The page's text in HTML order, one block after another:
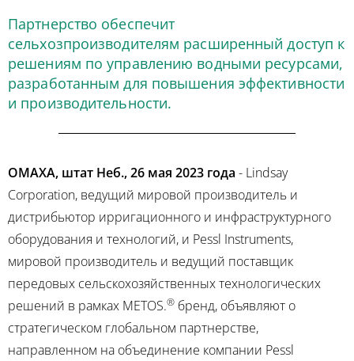
Партнерство обеспечит
сельхозпроизводителям расширенный доступ к
решениям по управлению водными ресурсами,
разработанным для повышения эффективности
и производительности.
ОМАХА, штат Неб.,26 мая 2023 года - Lindsay
Corporation, ведущий мировой производитель и
дистрибьютор ирригационного и инфраструктурного
оборудования и технологий, и Pessl Instruments,
мировой производитель и ведущий поставщик
передовых сельскохозяйственных технологических
решений в рамках METOS.® бренд, объявляют о
стратегическом глобальном партнерстве,
направленном на объединение компании Pessl